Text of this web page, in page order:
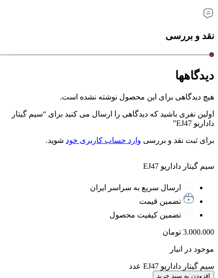
نقد و بررسی
دیدگاهها
هیچ دیدگاهی برای این محصول نوشته نشده است.
اولین نفری باشید که دیدگاهی را ارسال می کنید برای “سیم گیتار
داداریو EJ47”
برای ثبت نقد و بررسی وارد حساب کاربری خود شوید.
سیم گیتار داداریو EJ47
ارسال سریع به سراسر ایران
تضمین قیمت
تضمین کیفیت محصول
3.000.000 تومان
موجود در انبار
سیم گیتار داداریو EJ47 عدد
افزودن به سبد خرید